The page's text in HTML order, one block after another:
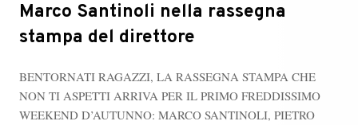
Marco Santinoli nella rassegna
stampa del direttore
​​BENTORNATI RAGAZZI, LA RASSEGNA STAMPA CHE
NON TI ASPETTI ARRIVA PER IL PRIMO FREDDISSIMO
WEEKEND D’AUTUNNO: MARCO SANTINOLI, PIETRO